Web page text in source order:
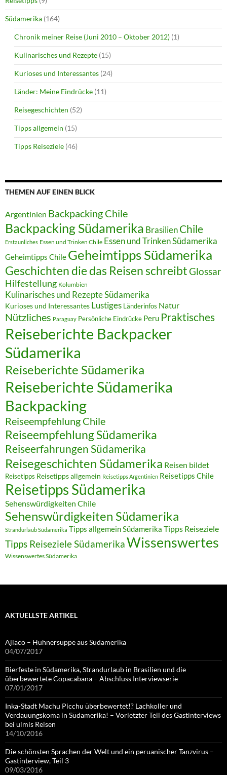
Südamerika (164)
Chronik meiner Reise (Juni 2010 – Oktober 2012) (1)
Kulinarisches und Rezepte (15)
Kurioses und Interessantes (24)
Länder: Meine Eindrücke (11)
Reisegeschichten (52)
Tipps allgemein (15)
Tipps Reiseziele (46)
THEMEN AUF EINEN BLICK
Argentinien Backpacking Chile
Backpacking Südamerika Brasilien Chile
Erstaunliches Essen und Trinken Chile Essen und Trinken Südamerika
Geheimtipps Chile Geheimtipps Südamerika
Geschichten die das Reisen schreibtGlossar
Hilfestellung Kolumbien
Kulinarisches und Rezepte Südamerika
Kurioses und Interessantes Lustiges Länderinfos Natur
Nützliches Paraguay Persönliche Eindrücke Peru Praktisches
Reiseberichte Backpacker
Südamerika
Reiseberichte Südamerika
Reiseberichte Südamerika
Backpacking
Reiseempfehlung Chile
Reiseempfehlung Südamerika
Reiseerfahrungen Südamerika
Reisegeschichten Südamerika Reisen bildet
Reisetipps Reisetipps allgemein Reisetipps Argentinien Reisetipps Chile
Reisetipps Südamerika
Sehenswürdigkeiten Chile
Sehenswürdigkeiten Südamerika
Strandurlaub Südamerika Tipps allgemein Südamerika Tipps Reiseziele
Tipps Reiseziele SüdamerikaWissenswertes
Wissenswertes Südamerika
AKTUELLSTE ARTIKEL
Ajiaco – Hühnersuppe aus Südamerika
04/07/2017
Bierfeste in Südamerika, Strandurlaub in Brasilien und die
überbewertete Copacabana – Abschluss Interviewserie
07/01/2017
Inka-Stadt Machu Picchu überbewertet!? Lachkoller und
Verdauungskoma in Südamerika! – Vorletzter Teil des Gastinterviews
bei ulmis Reisen
14/10/2016
Die schönsten Sprachen der Welt und ein peruanischer Tanzvirus –
Gastinterview, Teil 3
09/03/2016